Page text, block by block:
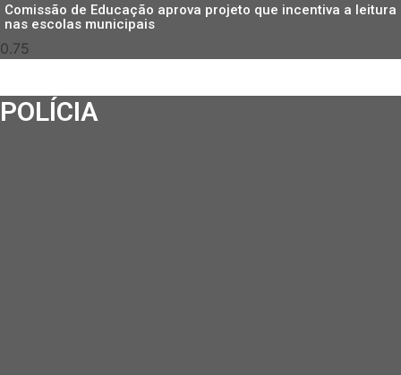
Comissão de Educação aprova projeto que incentiva a leitura
nas escolas municipais
POLÍCIA